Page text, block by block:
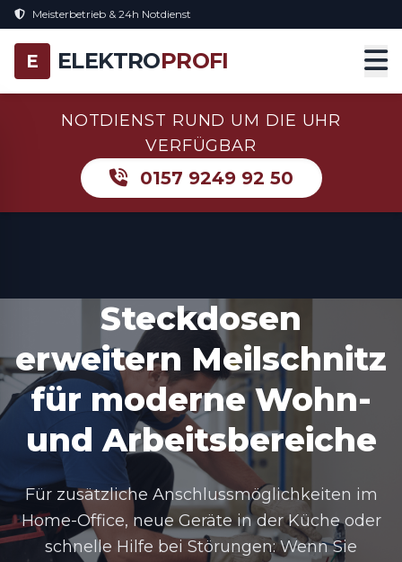
Meisterbetrieb & 24h Notdienst
E ELEKTROPROFI
NOTDIENST RUND UM DIE UHR
VERFÜGBAR
0157 9249 92 50
Steckdosen
erweitern Meilschnitz
für moderne Wohn-
und Arbeitsbereiche
Für zusätzliche Anschlussmöglichkeiten im
Home-Office, neue Geräte in der Küche oder
schnelle Hilfe bei Störungen: Wenn Sie